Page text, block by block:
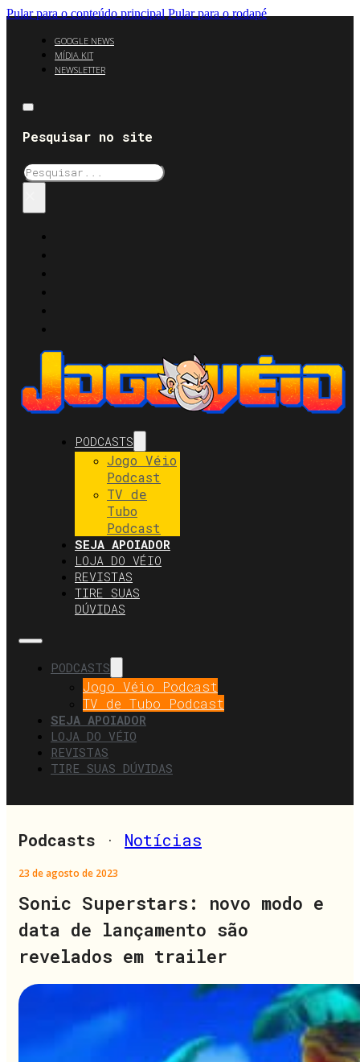
Pular para o conteúdo principal Pular para o rodapé
GOOGLE NEWS
MÍDIA KIT
NEWSLETTER
Pesquisar no site
Pesquisar
PODCASTS
Jogo Véio
Podcast
TV de
Tubo
Podcast
SEJA APOIADOR
LOJA DO VÉIO
REVISTAS
TIRE SUAS
DÚVIDAS
PODCASTS
Jogo Véio Podcast
TV de Tubo Podcast
SEJA APOIADOR
LOJA DO VÉIO
REVISTAS
TIRE SUAS DÚVIDAS
Podcasts · Notícias
23 de agosto de 2023
Sonic Superstars: novo modo e
data de lançamento são
revelados em trailer